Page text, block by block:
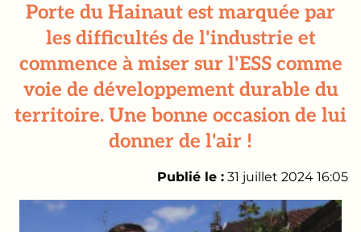
Porte du Hainaut est marquée par
les difficultés de l'industrie et
commence à miser sur l'ESS comme
voie de développement durable du
territoire. Une bonne occasion de lui
donner de l'air !
Publié le : 31 juillet 2024 16:05